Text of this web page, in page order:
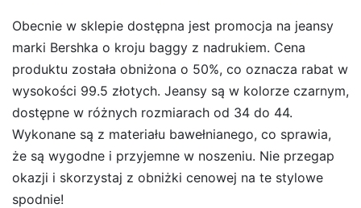
Obecnie w sklepie dostępna jest promocja na jeansy
marki Bershka o kroju baggy z nadrukiem. Cena
produktu została obniżona o 50%, co oznacza rabat w
wysokości 99.5 złotych. Jeansy są w kolorze czarnym,
dostępne w różnych rozmiarach od 34 do 44.
Wykonane są z materiału bawełnianego, co sprawia,
że są wygodne i przyjemne w noszeniu. Nie przegap
okazji i skorzystaj z obniżki cenowej na te stylowe
spodnie!